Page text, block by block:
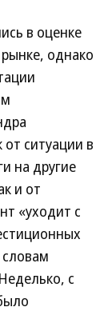
в оценке
однако
от ситуации в
на другие
и от
«уходит с
с